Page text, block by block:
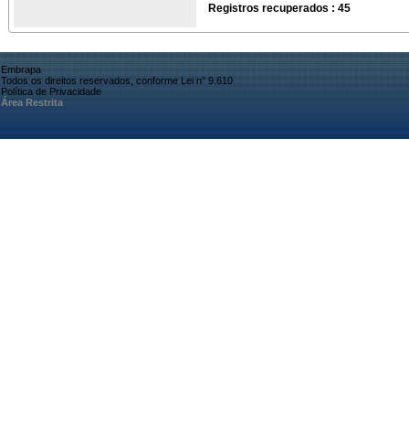
Registros recuperados : 45
Embrapa
Todos os direitos reservados, conforme Lei n° 9.610
Política de Privacidade
Área Restrita